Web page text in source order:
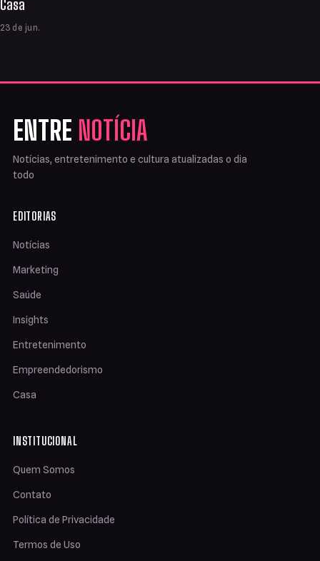
Casa
23 de jun.
ENTRE NOTÍCIA
Notícias, entretenimento e cultura atualizadas o dia
todo
EDITORIAS
Notícias
Marketing
Saúde
Insights
Entretenimento
Empreendedorismo
Casa
INSTITUCIONAL
Quem Somos
Contato
Política de Privacidade
Termos de Uso